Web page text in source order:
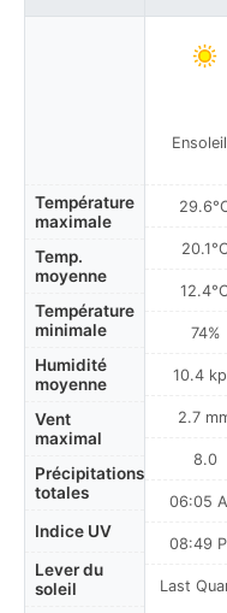
Température
maximale
Temp.
moyenne
Température
minimale
Humidité
moyenne
Vent
maximal
Précipitations
totales
Indice UV
Lever du
soleil
74%
10.4
2.7
8.0
06:05
08:49
Last